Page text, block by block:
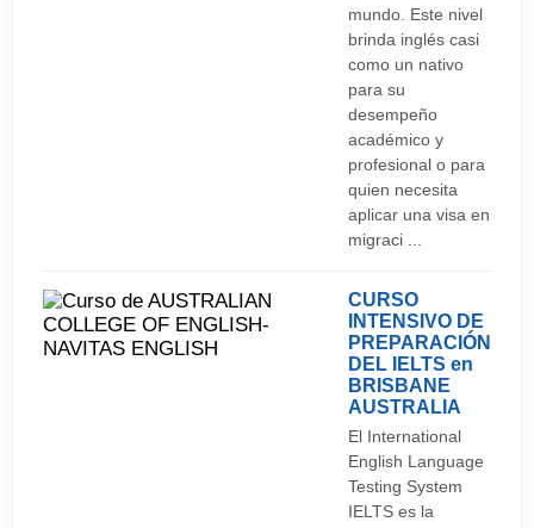
mundo. Este nivel
brinda inglés casi
como un nativo
para su
desempeño
académico y
profesional o para
quien necesita
aplicar una visa en
migraci ...
CURSO
INTENSIVO DE
PREPARACIÓN
DEL IELTS en
BRISBANE
AUSTRALIA
El International
English Language
Testing System
IELTS es la